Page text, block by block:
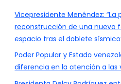
Vicepresidente Menéndez: “La
reconstrucción de una nueva
espacio tras el doblete
Poder Popular y Estado
diferencia en la atención a